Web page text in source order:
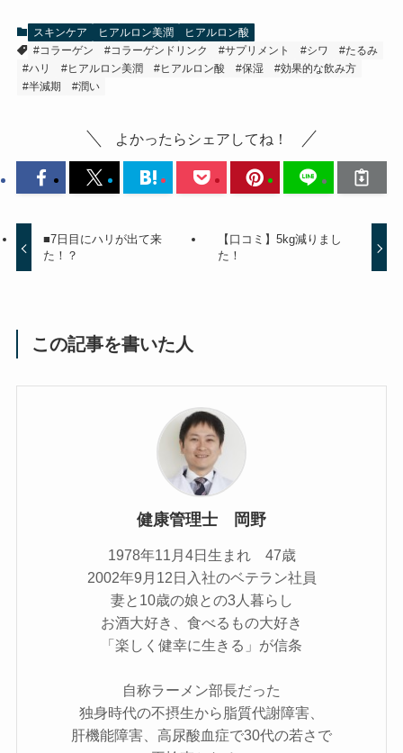
スキンケア ヒアルロン美潤
ヒアルロン酸
#コラーゲン
#コラーゲンドリンク #サプリメント #シワ
#たるみ
#ハリ
#ヒアルロン美潤 #ヒアルロン酸 #保湿
#効果的な飲み方
#半減期
#潤い
よかったらシェアしてね！
■7日目にハリが出て来
た！？
【口コミ】5kg減りまし
た！
この記事を書いた人
健康管理士 岡野
1978年11月4日生まれ 47歳
2002年9月12日入社のベテラン社員
妻と10歳の娘との3人暮らし
お酒大好き、食べるもの大好き
「楽しく健幸に生きる」が信条
自称ラーメン部長だった
独身時代の不摂生から脂質代謝障害、
肝機能障害、高尿酸血症で30代の若さで